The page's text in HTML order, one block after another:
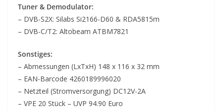
Tuner & Demodulator:
– DVB-S2X: Silabs Si2166-D60 & RDA5815m
– DVB-C/T2: Altobeam ATBM7821
Sonstiges:
– Abmessungen (LxTxH) 148 x 116 x 32 mm
– EAN-Barcode 4260189996020
– Netzteil (Stromversorgung) DC12V-2A
– VPE 20 Stück – UVP 94.90 Euro